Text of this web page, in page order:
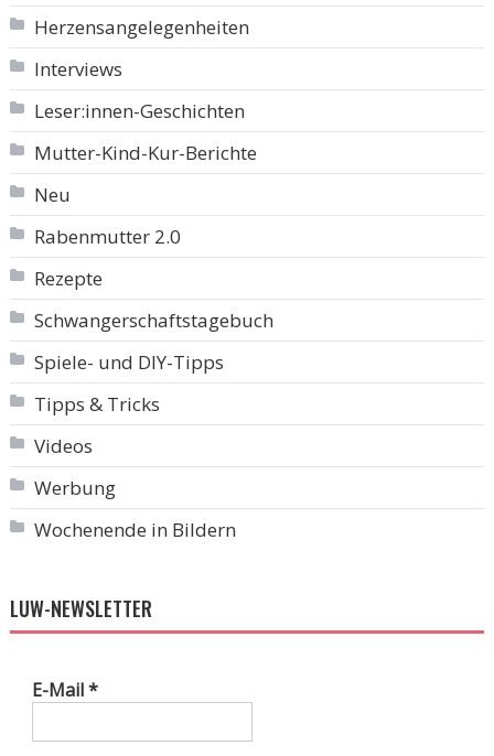
Herzensangelegenheiten
Interviews
Leser:innen-Geschichten
Mutter-Kind-Kur-Berichte
Neu
Rabenmutter 2.0
Rezepte
Schwangerschaftstagebuch
Spiele- und DIY-Tipps
Tipps & Tricks
Videos
Werbung
Wochenende in Bildern
LUW-NEWSLETTER
E-Mail*